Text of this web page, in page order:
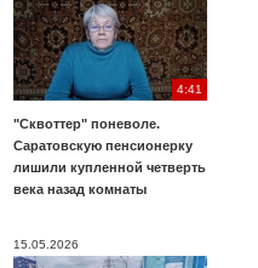
4:41
"Сквоттер" поневоле.
Саратовскую пенсионерку
лишили купленной четверть
века назад комнаты
15.05.2026